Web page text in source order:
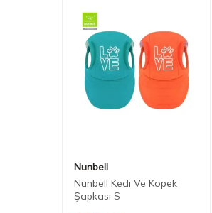
Nunbell
Nunbell Kedi Ve Köpek
Şapkası S